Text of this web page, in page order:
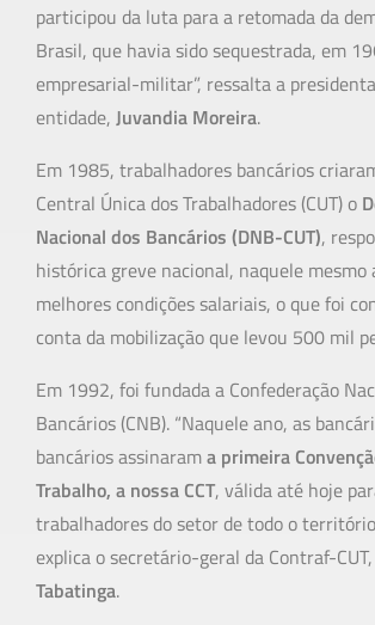
participou da luta para a retomada da
Brasil, que havia sido sequestrada, em
empresarial-militar”, ressalta a
entidade, Juvandia Moreira.
Em 1985, trabalhadores bancários
Central Única dos Trabalhadores (CUT) o
Nacional dos Bancários (DNB-CUT),
histórica greve nacional, naquele mesmo
melhores condições salariais, o que foi
conta da mobilização que levou 500 mil
Em 1992, foi fundada a Confederação
Bancários (CNB). “Naquele ano, as
bancários assinarama primeira
Trabalho, a nossa CCT, válida até hoje
trabalhadores do setor de todo o
explica o secretário-geral da Contraf-CUT,
Tabatinga.